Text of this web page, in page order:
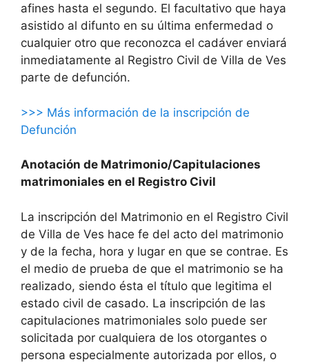
afines hasta el segundo. El facultativo que haya
asistido al difunto en su última enfermedad o
cualquier otro que reconozca el cadáver enviará
inmediatamente al Registro Civil de Villa de Ves
parte de defunción.
>>> Más información de la inscripción de
Defunción
Anotación de Matrimonio/Capitulaciones
matrimoniales en el Registro Civil
La inscripción del Matrimonio en el Registro Civil
de Villa de Ves hace fe del acto del matrimonio
y de la fecha, hora y lugar en que se contrae. Es
el medio de prueba de que el matrimonio se ha
realizado, siendo ésta el título que legitima el
estado civil de casado. La inscripción de las
capitulaciones matrimoniales solo puede ser
solicitada por cualquiera de los otorgantes o
persona especialmente autorizada por ellos, o